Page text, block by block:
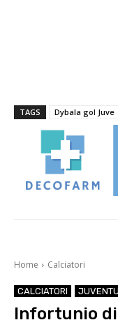
TAGS Dybala gol Juve